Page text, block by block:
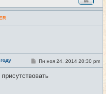
#19
С
о
б
Пн ноя 24, 2014 20:30 pm